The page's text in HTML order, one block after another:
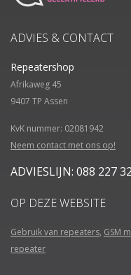
ADVIES & CONTACT
Repeatershop
Afrikaweg 45
9407 TP Assen
KvK nummer: 02081942
Neem contact met ons op!
ADVIESLIJN: 088 227
OP DEZE WEBSITE
Gebruik van repeaters, GSM
repeater